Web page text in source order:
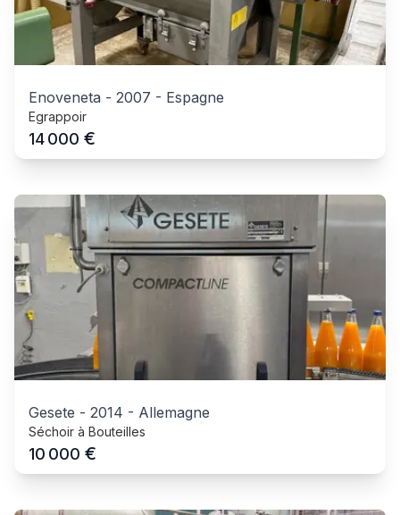
Enoveneta - 2007 - Espagne
Egrappoir
14 000 €
Gesete - 2014 - Allemagne
Séchoir à Bouteilles
10 000 €